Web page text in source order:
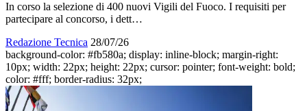
In corso la selezione di 400 nuovi Vigili del Fuoco. I requisiti per
partecipare al concorso, i dett…
Redazione Tecnica 28/07/26
background-color: #fb580a; display: inline-block; margin-right:
10px; width: 22px; height: 22px; cursor: pointer; font-weight: bold;
color: #fff; border-radius: 32px;